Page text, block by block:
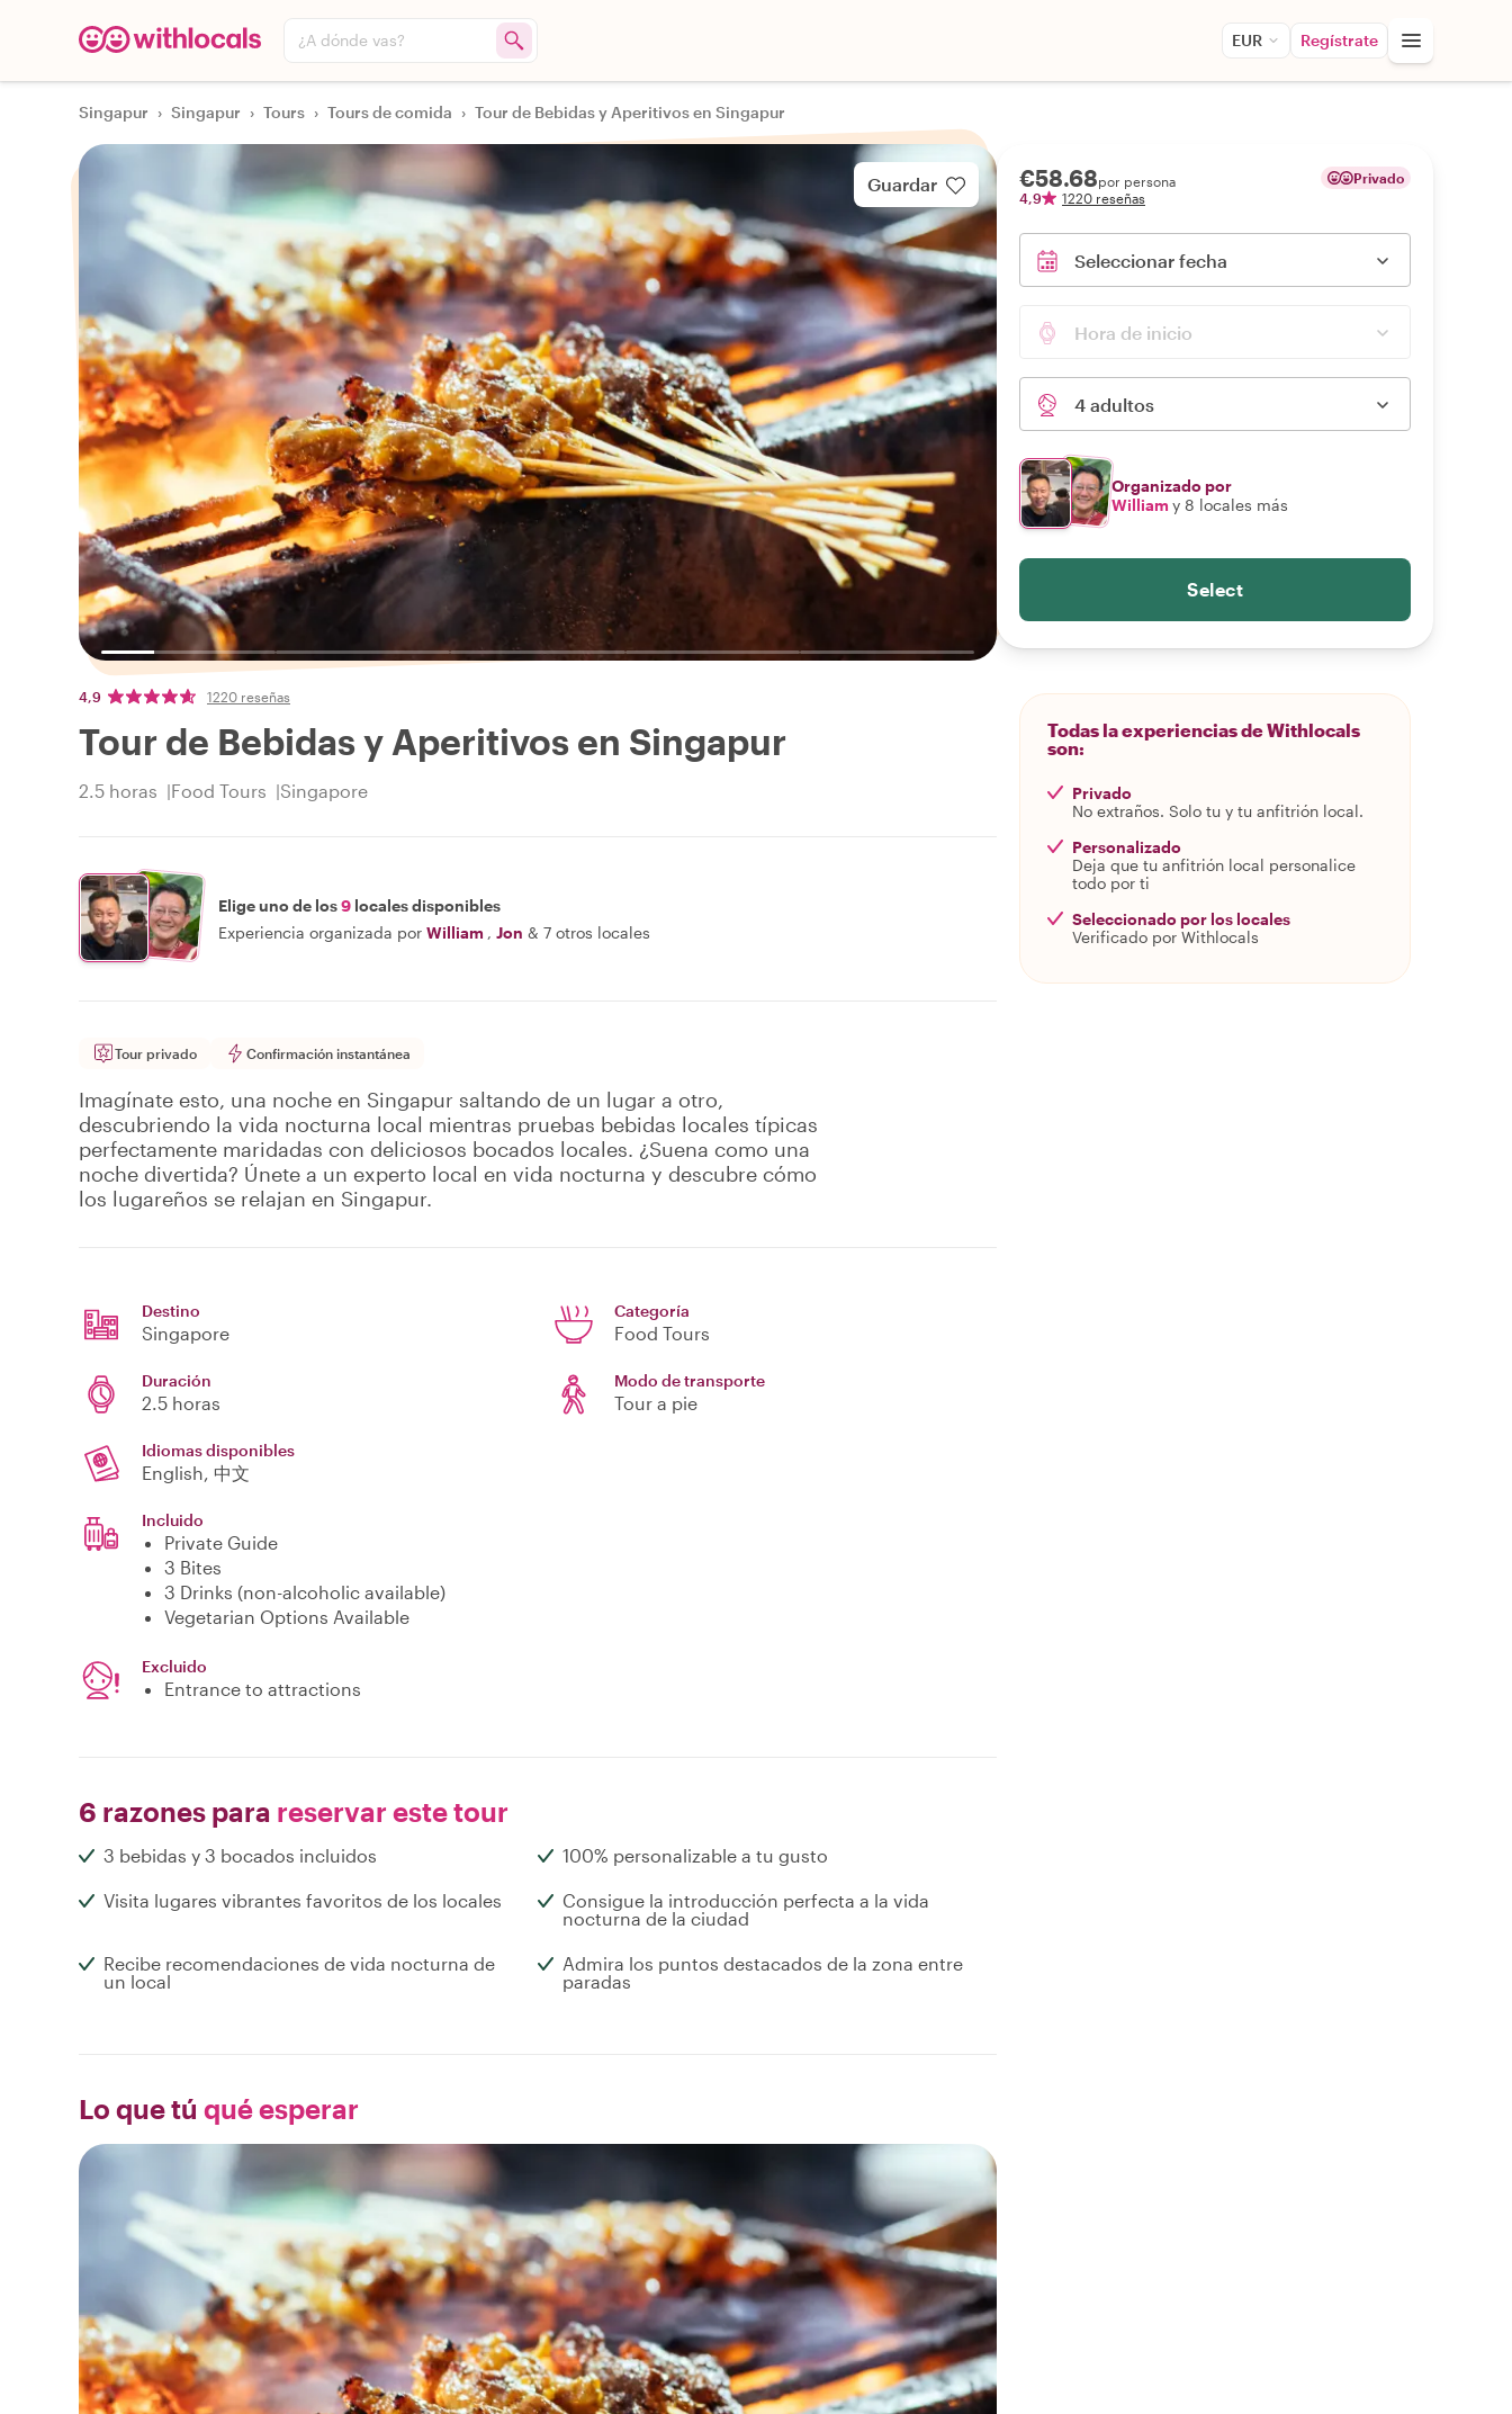
¿A dónde vas? EUR Regístrate
Singapur › Singapur › Tours › Tours de comida › Tour de Bebidas y Aperitivos en Singapur
Guardar
4,9 1220 reseñas
Tour de Bebidas y Aperitivos en Singapur
2.5 horas Food Tours Singapore
Elige uno de los9 locales disponibles
Experiencia organizada por William , Jon & 7 otros locales
Tour privado Confirmación instantánea
Imagínate esto, una noche en Singapur saltando de un lugar a otro,
descubriendo la vida nocturna local mientras pruebas bebidas locales típicas
perfectamente maridadas con deliciosos bocados locales. ¿Suena como una
noche divertida? Únete a un experto local en vida nocturna y descubre cómo
los lugareños se relajan en Singapur.
Destino
Singapore
Categoría
Food Tours
Duración
2.5 horas
Modo de transporte
Tour a pie
Idiomas disponibles
English, 中文
Incluido
Private Guide
3 Bites
3 Drinks (non-alcoholic available)
Vegetarian Options Available
Excluido
Entrance to attractions
6 razones para reservar este tour
3 bebidas y 3 bocados incluidos 100% personalizable a tu gusto
Visita lugares vibrantes favoritos de los locales
Consigue la introducción perfecta a la vida
nocturna de la ciudad
Recibe recomendaciones de vida nocturna de
un local
Admira los puntos destacados de la zona entre
paradas
Lo que tú qué esperar
€58.68por persona
4,9
1220 reseñas
Privado
Seleccionar fecha
Hora de inicio
4 adultos
Organizado por
William y 8 locales más
Select
Todas la experiencias de Withlocals
son:
Privado
No extraños. Solo tu y tu anfitrión local.
Personalizado
Deja que tu anfitrión local personalice
todo por ti
Seleccionado por los locales
Verificado por Withlocals